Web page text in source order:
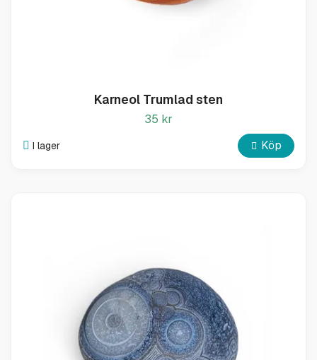
Karneol Trumlad sten
35 kr
I lager Köp